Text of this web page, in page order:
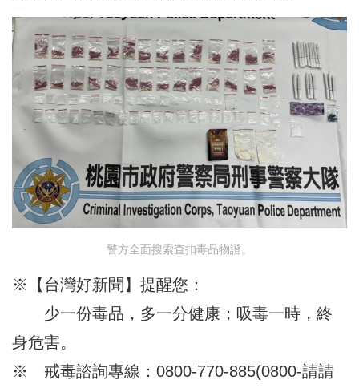
警方全面搜索查扣毒品物證。
※【台灣好新聞】提醒您：
少一份毒品，多一分健康；吸毒一時，終
身危害。
※ 戒毒諮詢專線：0800-770-885(0800-請請